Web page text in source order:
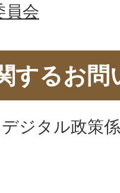
員会
するお問
ジタル政策係